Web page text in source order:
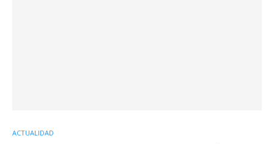
ACTUALIDAD